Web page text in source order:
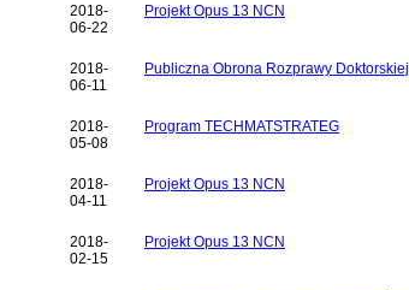
2018-
06-22
Projekt Opus 13 NCN
2018-
06-11
Publiczna Obrona Rozprawy Doktorskiej
2018-
05-08
Program TECHMATSTRATEG
2018-
04-11
Projekt Opus 13 NCN
2018-
02-15
Pro­jekt Opus 13 NCN